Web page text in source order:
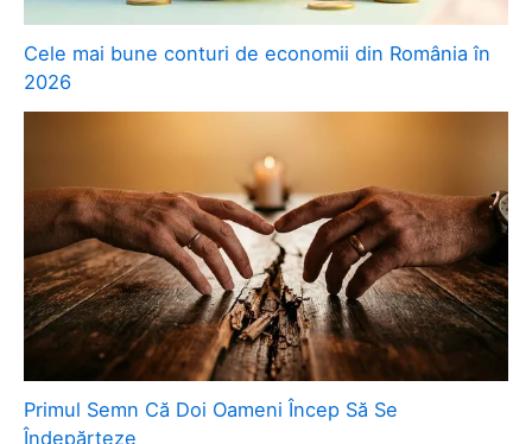
Cele mai bune conturi de economii din România în
2026
Primul Semn Că Doi Oameni Încep Să Se
Îndepărteze